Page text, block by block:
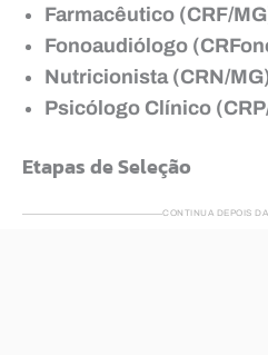
Farmacêutico (CRF/
Fonoaudiólogo
Nutricionista (CRN/
Psicólogo Clínico
Etapas de Seleção
CONTINUA DEPOIS